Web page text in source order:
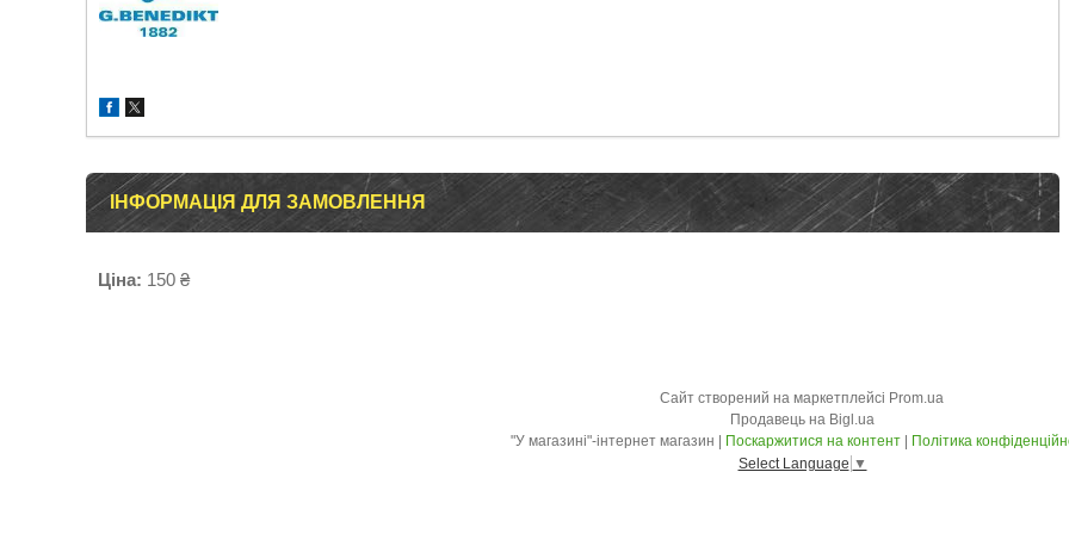
ІНФОРМАЦІЯ ДЛЯ ЗАМОВЛЕННЯ
Ціна: 150 ₴
Сайт створений на маркетплейсі Prom.ua
Продавець на Bigl.ua
Поскаржитися на контент
Політика
Select Language ▼